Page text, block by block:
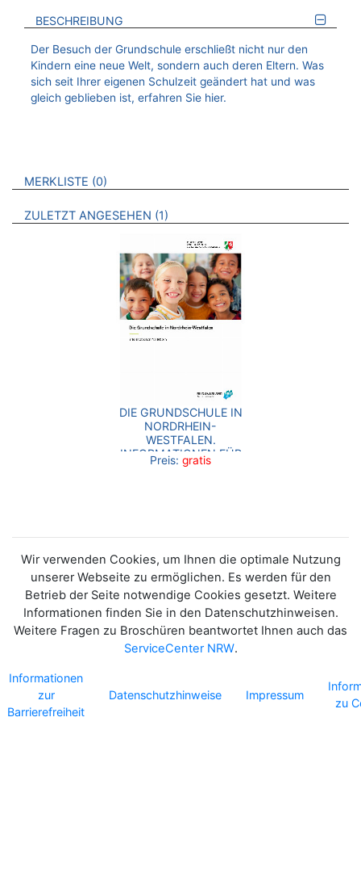
BESCHREIBUNG
Der Besuch der Grundschule erschließt nicht nur den
Kindern eine neue Welt, sondern auch deren Eltern. Was
sich seit Ihrer eigenen Schulzeit geändert hat und was
gleich geblieben ist, erfahren Sie hier.
VERWEISE AUF VERMERKTE- ODER ZULETZT ANGESEHENE
MERKLISTE 0 BROSCHÜREN
ZULETZT ANGESEHEN 1 BROSCHÜREN
DIE GRUNDSCHULE IN
NORDRHEIN-
WESTFALEN.
INFORMATIONEN FÜR
ELTERN
Preis: gratis
Wir verwenden Cookies, um Ihnen die optimale Nutzung
unserer Webseite zu ermöglichen. Es werden für den
Betrieb der Seite notwendige Cookies gesetzt. Weitere
Informationen finden Sie in den Datenschutzhinweisen.
Weitere Fragen zu Broschüren beantwortet Ihnen auch das
ServiceCenter NRW.
Informationen
zur
Barrierefreiheit
Datenschutzhinweise Impressum
zu